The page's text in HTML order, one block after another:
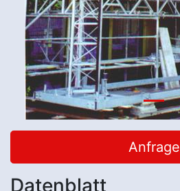
Anfrage
Datenblatt